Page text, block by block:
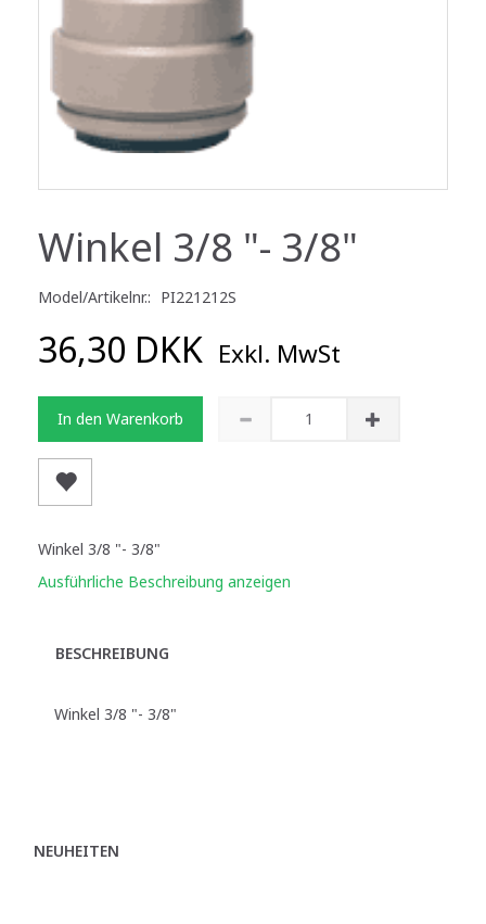
Winkel 3/8 "- 3/8"
Model/Artikelnr.: PI221212S
36,30 DKK Exkl. MwSt
In den Warenkorb
Winkel 3/8 "- 3/8"
Ausführliche Beschreibung anzeigen
BESCHREIBUNG
Winkel 3/8 "- 3/8"
NEUHEITEN